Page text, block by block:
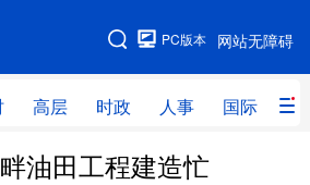
网站无障碍
PC版本
高层 时政 人事 国际 财
网站地图
层 时政
油田工程建造忙